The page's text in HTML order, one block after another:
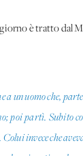
è tratto dal
un uomo che,
poi partì. Subito
invece che